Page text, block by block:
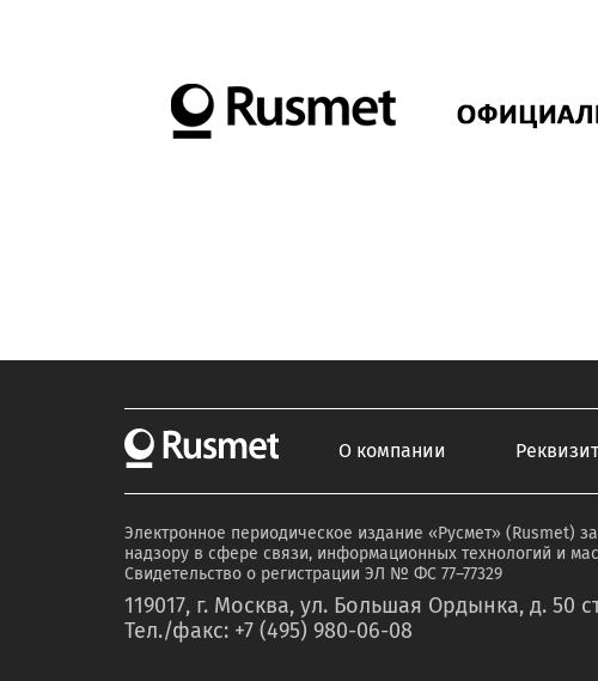
О компании
Электронное периодическое издание «Русмет» (Rusmet)
надзору в сфере связи, информационных технологий и
Свидетельство о регистрации ЭЛ № ФС 77–77329
119017, г. Москва, ул. Большая Ордынка, д. 50
Тел./факс: +7 (495) 980-06-08